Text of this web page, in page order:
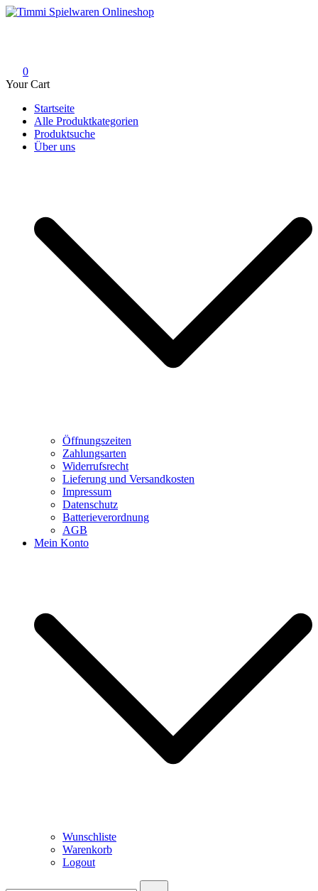
Skip
0
Your Cart
Startseite
Alle Produktkategorien
Produktsuche
Über uns
Öffnungszeiten
Zahlungsarten
Widerrufsrecht
Lieferung und Versandkosten
Impressum
Datenschutz
Batterieverordnung
AGB
Mein Konto
Wunschliste
Warenkorb
Logout